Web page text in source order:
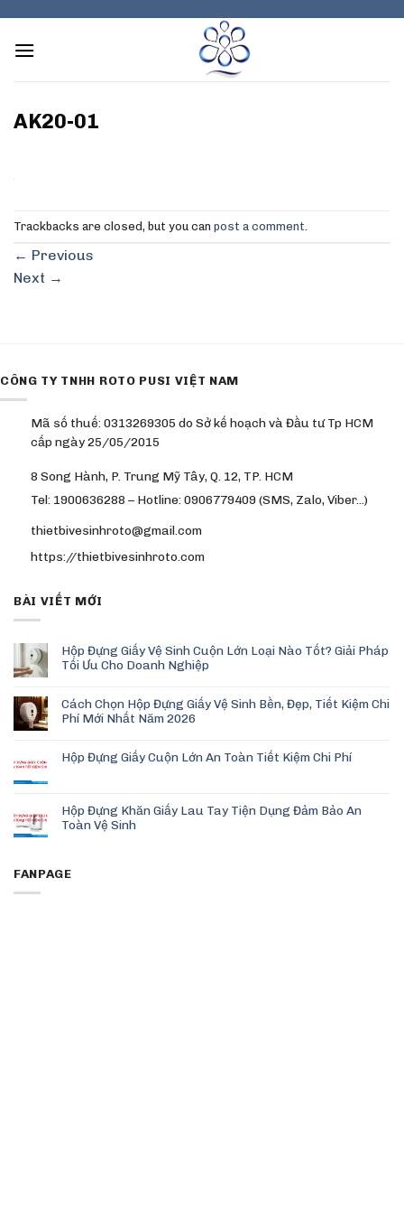
content
AK20-01
Trackbacks are closed, but you can post a comment
← Previous
Next →
CÔNG TY TNHH ROTO PUSI VIỆT NAM
Mã số thuế: 0313269305 do Sở kế hoạch và Đầu tư Tp HCM
cấp ngày 25/05/2015
8 Song Hành, P. Trung Mỹ Tây, Q. 12, TP. HCM
Tel: 1900636288 – Hotline: 0906779409 (SMS, Zalo, Viber…)
thietbivesinhroto@gmail.com
https://thietbivesinhroto.com
BÀI VIẾT MỚI
Hộp Đựng Giấy Vệ Sinh Cuộn Lớn Loại Nào Tốt? Giải Pháp
Tối Ưu Cho Doanh Nghiệp
Cách Chọn Hộp Đựng Giấy Vệ Sinh Bền, Đẹp, Tiết Kiệm Chi
Phí Mới Nhất Năm 2026
Hộp Đựng Giấy Cuộn Lớn An Toàn Tiết Kiệm Chi Phí
Hộp Đựng Khăn Giấy Lau Tay Tiện Dụng Đảm Bảo An
Toàn Vệ Sinh
FANPAGE